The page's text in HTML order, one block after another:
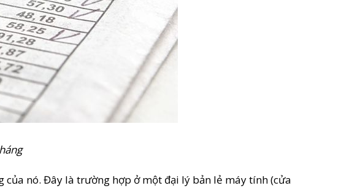
nó. Đây là trường hợp ở một đại lý bản lẻ máy tính (cửa